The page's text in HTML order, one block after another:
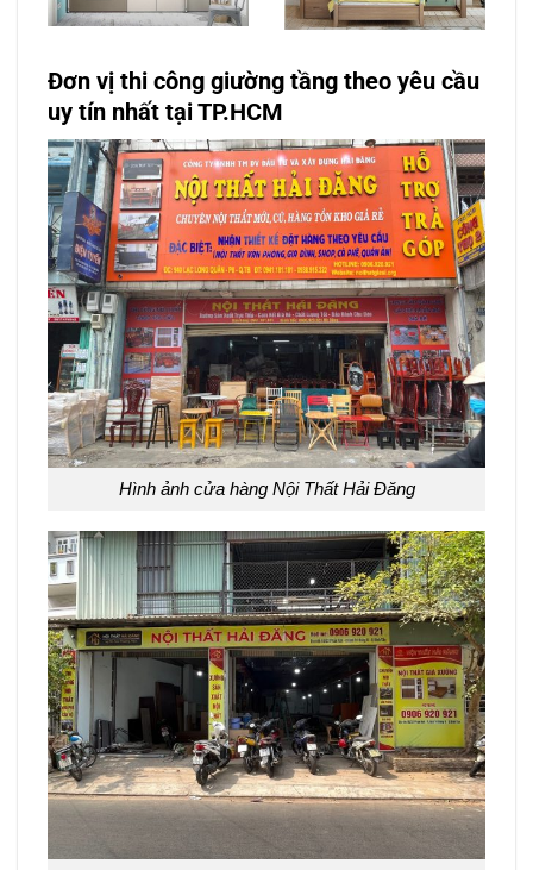
Đơn vị thi công giường tầng theo yêu cầu
uy tín nhất tại TP.HCM
Hình ảnh cửa hàng Nội Thất Hải Đăng